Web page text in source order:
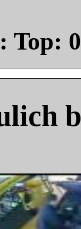
Top: 0